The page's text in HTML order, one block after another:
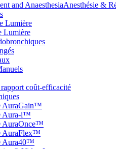
Anesthésie &
Lumière
Lumière
coût-efficacité
AuraGain™
Aura-i™
AuraOnce™
AuraFlex™
Aura40™